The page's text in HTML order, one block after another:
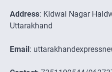
Address: Kidwai Nagar
Uttarakhand
Email :